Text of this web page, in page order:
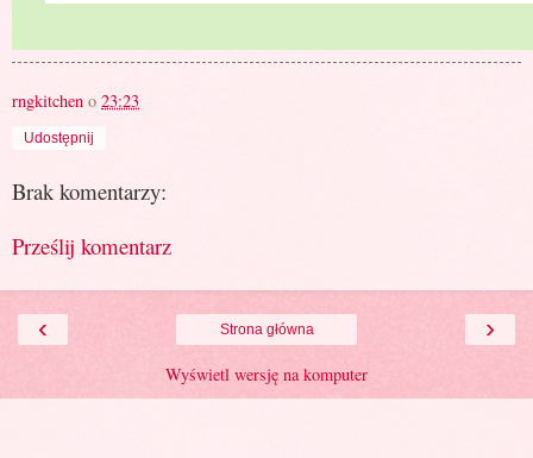
rngkitchen o 23:23
Udostępnij
Brak komentarzy:
Prześlij komentarz
‹ ›
Strona główna
Wyświetl wersję na komputer